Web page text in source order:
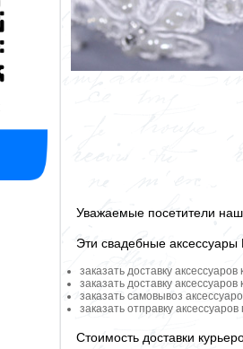
Уважаемые посетители
Эти свадебные
заказать доставку
заказать доставку
заказать самовывоз
заказать отправку
Стоимость доставки